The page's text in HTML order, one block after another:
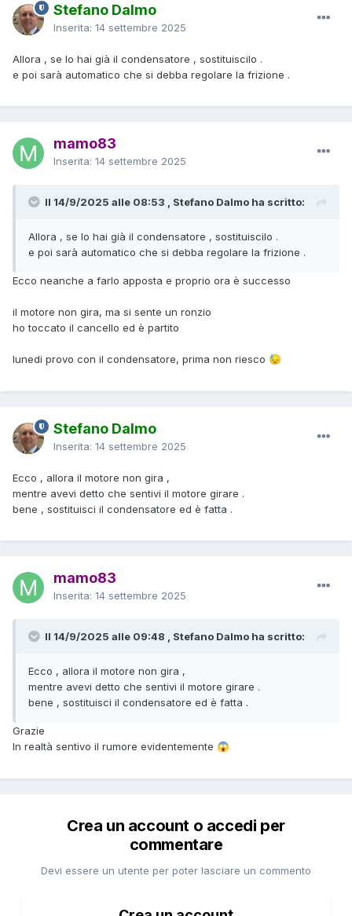
Stefano Dalmo
Inserita: 14 settembre 2025
Allora , se lo hai già il condensatore , sostituiscilo .
e poi sarà automatico che si debba regolare la frizione .
mamo83
Inserita: 14 settembre 2025
Il 14/9/2025 alle 08:53 , Stefano Dalmo ha scritto:
Allora , se lo hai già il condensatore , sostituiscilo .
e poi sarà automatico che si debba regolare la frizione .
Ecco neanche a farlo apposta e proprio ora è successo
il motore non gira, ma si sente un ronzio
ho toccato il cancello ed è partito
lunedi provo con il condensatore, prima non riesco 😓
Stefano Dalmo
Inserita: 14 settembre 2025
Ecco , allora il motore non gira ,
mentre avevi detto che sentivi il motore girare .
bene , sostituisci il condensatore ed è fatta .
mamo83
Inserita: 14 settembre 2025
Il 14/9/2025 alle 09:48 , Stefano Dalmo ha scritto:
Ecco , allora il motore non gira ,
mentre avevi detto che sentivi il motore girare .
bene , sostituisci il condensatore ed è fatta .
Grazie
In realtà sentivo il rumore evidentemente 😱
Crea un account o accedi per
commentare
Devi essere un utente per poter lasciare un commento